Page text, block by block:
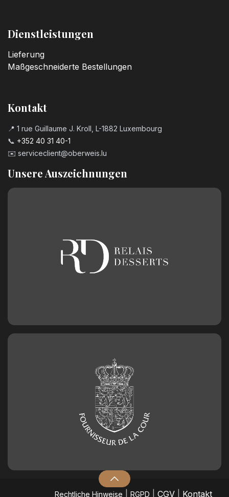
Dienstleistungen
Lieferung
Maßgeschneiderte Bestellungen
Kontakt
📍 1 rue Guillaume J. Kroll, L-1882 Luxembourg
📞 +352 40 31 40-1
✉️ serviceclient@oberweis.lu
Unsere Auszeichnungen
​Rechtliche Hinweise RGPD CGV| Kontakt